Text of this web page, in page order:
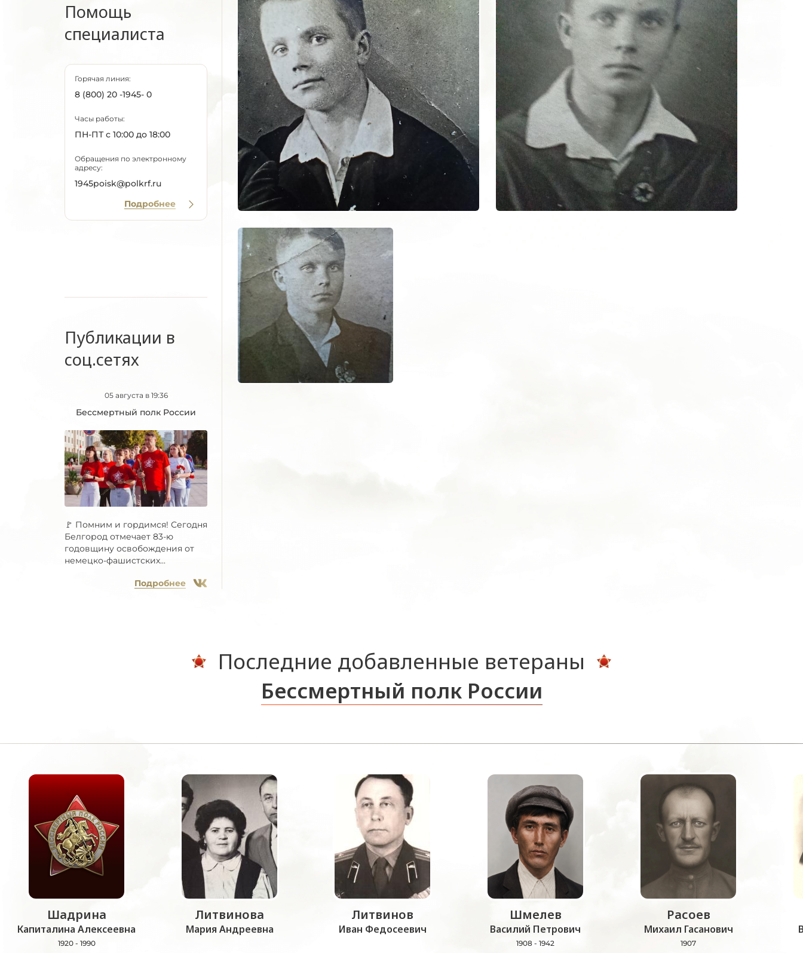
Помощь
специалиста
Горячая линия:
8 (800) 20 -1945- 0
Часы работы:
ПН-ПТ с 10:00 до 18:00
Обращения по электронному
адресу:
1945poisk@polkrf.ru
Подробнее
Публикации в
соц.сетях
05 августа в 19:36
Бессмертный полк России
🚩 Помним и гордимся! Сегодня
Белгород отмечает 83-ю
годовщину освобождения от
немецко-фашистских...
Подробнее
Последние добавленные ветераны
Бессмертный полк России
Шадрина
Капиталина Алексеевна
1920 - 1990
Литвинова
Мария Андреевна
Литвинов
Иван Федосеевич
Шмелев
Василий Петрович
1908 - 1942
Расоев
Михаил Гасанович
1907